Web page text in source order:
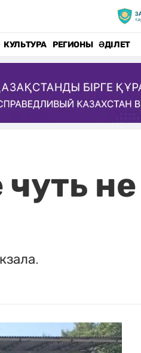
КУЛЬТУРА РЕГИОНЫ ӘДІЛЕТ